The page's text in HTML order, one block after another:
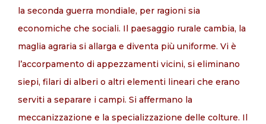
la seconda guerra mondiale, per ragioni sia
economiche che sociali. Il paesaggio rurale cambia, la
maglia agraria si allarga e diventa più uniforme. Vi è
l’accorpamento di appezzamenti vicini, si eliminano
siepi, filari di alberi o altri elementi lineari che erano
serviti a separare i campi. Si affermano la
meccanizzazione e la specializzazione delle colture. Il